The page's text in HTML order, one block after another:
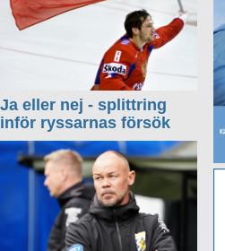
Ja eller nej - splittring
inför ryssarnas försök